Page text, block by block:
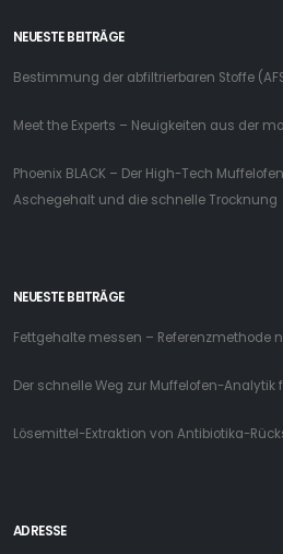
NEUESTE BEITRÄGE
Bestimmung der abfiltrierbaren Stoffe
Meet the Experts – Neuigkeiten aus der
Phoenix BLACK – Der High-Tech
Aschegehalt und die schnelle Trocknung
NEUESTE BEITRÄGE
Fettgehalte messen – Referenzmethode
Der schnelle Weg zur Muffelofen-
Lösemittel-Extraktion von Antibiotika-
ADRESSE